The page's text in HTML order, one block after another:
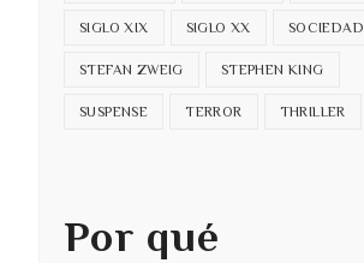
SIGLO XIX SIGLO XX SOCIEDAD
STEFAN ZWEIG STEPHEN KING
SUSPENSE TERROR THRILLER
Por qué